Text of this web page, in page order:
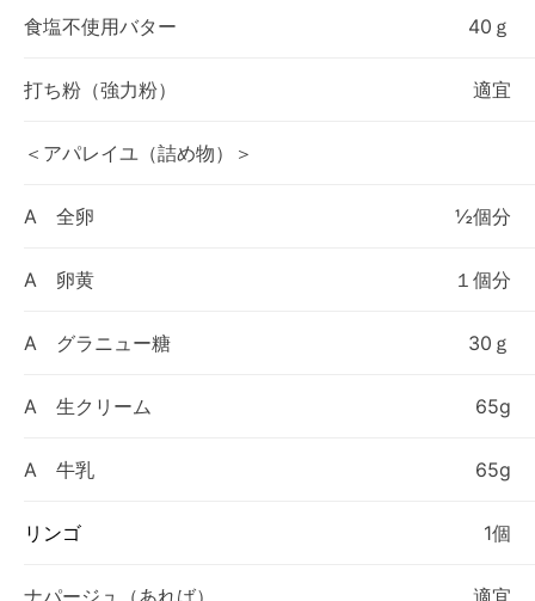
食塩不使用バター 40ｇ
打ち粉（強力粉） 適宜
＜アパレイユ（詰め物）＞
A 全卵 ½個分
A 卵黄 １個分
A グラニュー糖 30ｇ
A 生クリーム 65g
A 牛乳 65g
リンゴ 1個
ナパージュ（あれば） 適宜